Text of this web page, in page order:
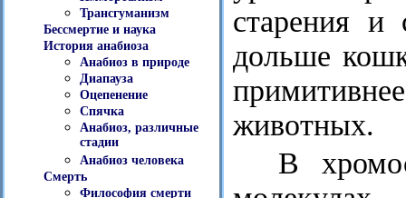
Трансгуманизм
Бессмертие и наука
История анабиоза
Анабиоз в природе
Диапауза
Оцепенение
Спячка
Анабиоз, различные
стадии
Анабиоз человека
Смерть
Философия смерти
старения
дольше
животных.
В